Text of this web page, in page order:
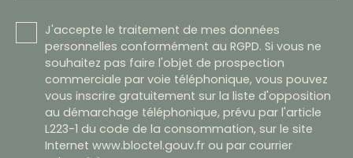
J'accepte le traitement de mes données
personnelles conformément au RGPD. Si vous ne
souhaitez pas faire l'objet de prospection
commerciale par voie téléphonique, vous pouvez
vous inscrire gratuitement sur la liste d'opposition
au démarchage téléphonique, prévu par l'article
L223-1 du code de la consommation, sur le site
Internet www.bloctel.gouv.fr ou par courrier